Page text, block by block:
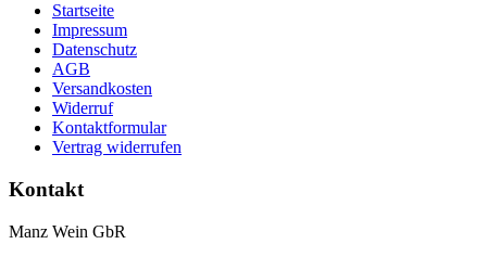
Startseite
Impressum
Datenschutz
AGB
Versandkosten
Widerruf
Kontaktformular
Vertrag widerrufen
Kontakt
Manz Wein GbR